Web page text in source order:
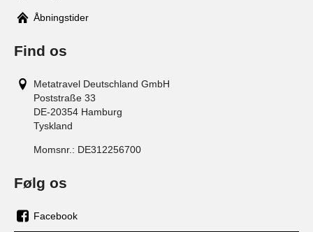
Åbningstider
Find os
Metatravel Deutschland GmbH
Poststraße 33
DE-20354 Hamburg
Tyskland
Momsnr.: DE312256700
Følg os
Facebook